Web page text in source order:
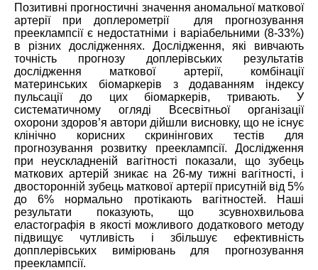
Позитивні прогностичні значення аномальної маткової
артерії при доплерометрії для прогнозування
прееклампсії є недостатніми і варіабельними (8-33%)
в різних дослідженнях. Дослідження, які вивчають
точність прогнозу доплерівських результатів
дослідження маткової артерії, комбінації
материнських біомаркерів з додаванням індексу
пульсації до цих біомаркерів, тривають. У
систематичному огляді Всесвітньої організації
охорони здоров’я автори дійшли висновку, що не існує
клінічно корисних скринінгових тестів для
прогнозування розвитку прееклампсії. Дослідження
при неускладненій вагітності показали, що зубець
маткових артерій зникає на 26-му тижні вагітності, і
двосторонній зубець маткової артерії присутній від 5%
до 6% нормально протікають вагітностей. Наші
результати показують, що зсувнохвильова
еластографія в якості можливого додаткового методу
підвищує чутливість і збільшує ефективність
допплерівських вимірювань для прогнозування
прееклампсії.